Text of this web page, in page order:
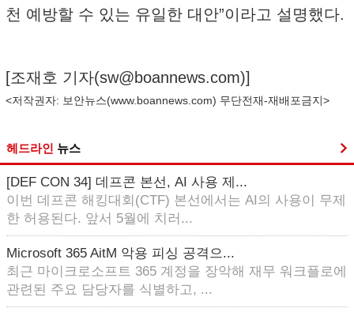
천 예방할 수 있는 유일한 대안”이라고 설명했다.
[조재호 기자(sw@boannews.com)]
<저작권자: 보안뉴스(www.boannews.com) 무단전재-재배포금지>
헤드라인 뉴스
[DEF CON 34] 데프콘 본선, AI 사용 제...
이번 데프콘 해킹대회(CTF) 본선에서는 AI의 사용이 무제
한 허용된다. 앞서 5월에 치러...
Microsoft 365 AitM 악용 피싱 공격으...
최근 마이크로소프트 365 계정을 장악해 재무 워크플로에
관련된 주요 담당자를 식별하고, ...